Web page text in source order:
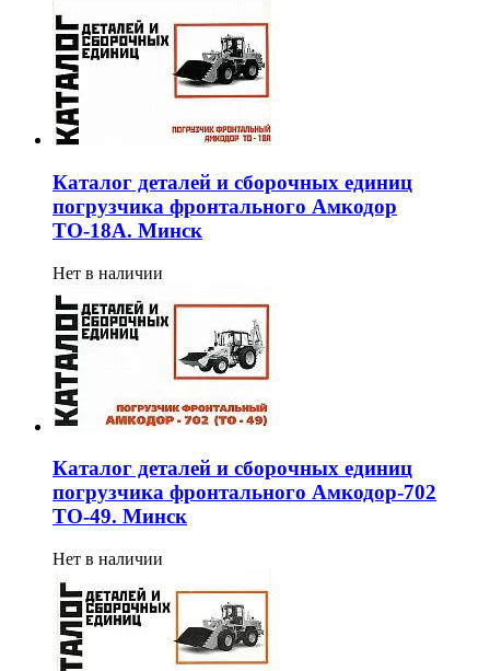
Каталог деталей и сборочных единиц
погрузчика фронтального Амкодор
ТО-18А. Минск
Нет в наличии
Каталог деталей и сборочных единиц
погрузчика фронтального Амкодор-702
ТО-49. Минск
Нет в наличии